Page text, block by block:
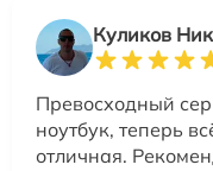
Куликов
Превосходный
ноутбук, теперь
отличная.